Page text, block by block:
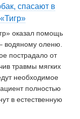
спасают в
оказал помощь
водяному оленю.
пострадало от
травмы мягких
необходимое
полностью
в естественную